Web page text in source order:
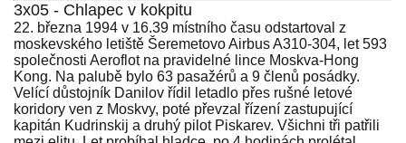
3x05 - Chlapec v kokpitu
22. března 1994 v 16.39 místního času odstartoval z
moskevského letiště Šeremetovo Airbus A310-304, let 593
společnosti Aeroflot na pravidelné lince Moskva-Hong
Kong. Na palubě bylo 63 pasažérů a 9 členů posádky.
Velící důstojník Danilov řídil letadlo přes rušné letové
koridory ven z Moskvy, poté převzal řízení zastupující
kapitán Kudrinskij a druhý pilot Piskarev. Všichni tři patřili